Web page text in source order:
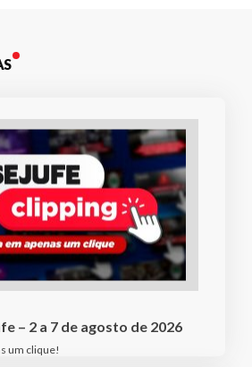
– 2 a 7 de agosto de 2026
um clique!